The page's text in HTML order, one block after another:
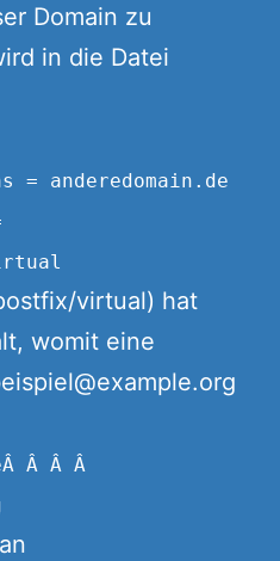
Domain zu
in die Datei
= anderedomain.de
virtual) hat
womit eine
Â Â Â